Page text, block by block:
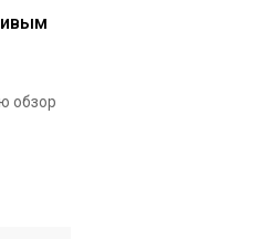
обзор